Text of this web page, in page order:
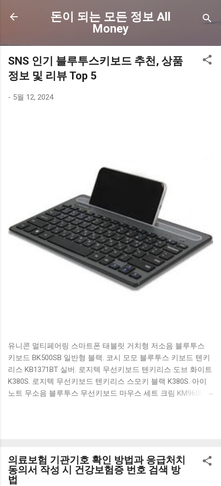
기본 콘텐츠로 건너뛰기
돈이 되는 모든 정보 All
Money
SNS 인기 블루투스키보드 추천, 상품
정보 및 리뷰 Top 5
- 5월 12, 2024
유니콘 멀티페어링 스마트폰 태블릿 거치형 저소음 블루투스
키보드 BK500SB 일반형 블랙. 코시 모모 블루투스 키보드 텐키
리스 KB1371BT 실버. 로지텍 무선키보드 텐키리스 도브 화이트
K380S. 로지텍 무선키보드 텐키리스 스모키 블랙 K380S. 아이
노트 무소음 블루투스 무선키보드 마우스 세트 크림 KM960RB
혜택을 놓치지 마세요. 다양한 할인 혜택과 빠른배송 혜택을 놓
치지 않도록 먼저 확인해보세요. 추가할인 확인하기 상품 하나
의료보험 기관기호 확인 방법과 응급처치
동의서 작성 시 건강보험증 번호 검색 방
법